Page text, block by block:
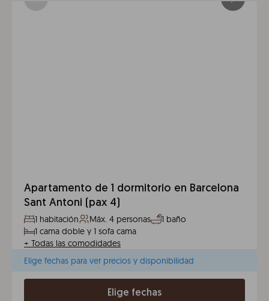
Apartamento de 1 dormitorio en Barcelona
Sant Antoni (pax 4)
1 habitación Máx. 4 personas
1 baño
1 cama doble y 1 sofa cama
+ Todas las comodidades
Elige fechas para ver precios y disponibilidad
Elige fechas